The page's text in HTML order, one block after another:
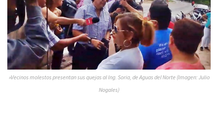
»Vecinos molestos presentan sus quejas al Ing. Soria, de Aguas del Norte (Imagen: Julio
Nogales)